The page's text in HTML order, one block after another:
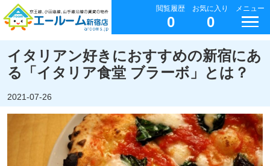
閲覧履歴
0
お気に入り
0
メニュー
イタリアン好きにおすすめの新宿にあ
る「イタリア食堂 ブラーボ」とは？
2021-07-26